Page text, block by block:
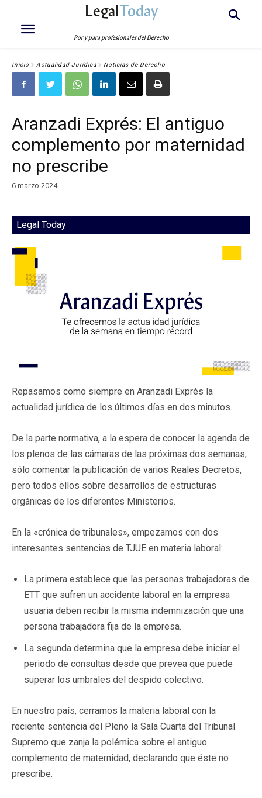
LegalToday
Por y para profesionales del Derecho
Inicio Actualidad Jurídica Noticias de Derecho
Aranzadi Exprés: El antiguo
complemento por maternidad
no prescribe
6 marzo 2024
Legal Today
Repasamos como siempre en Aranzadi Exprés la
actualidad jurídica de los últimos días en dos minutos.
De la parte normativa, a la espera de conocer la agenda de
los plenos de las cámaras de las próximas dos semanas,
sólo comentar la publicación de varios Reales Decretos,
pero todos ellos sobre desarrollos de estructuras
orgánicas de los diferentes Ministerios.
En la «crónica de tribunales», empezamos con dos
interesantes sentencias de TJUE en materia laboral:
La primera establece que las personas trabajadoras de
ETT que sufren un accidente laboral en la empresa
usuaria deben recibir la misma indemnización que una
persona trabajadora fija de la empresa.
La segunda determina que la empresa debe iniciar el
periodo de consultas desde que prevea que puede
superar los umbrales del despido colectivo.
En nuestro país, cerramos la materia laboral con la
reciente sentencia del Pleno la Sala Cuarta del Tribunal
Supremo que zanja la polémica sobre el antiguo
complemento de maternidad, declarando que éste no
prescribe.